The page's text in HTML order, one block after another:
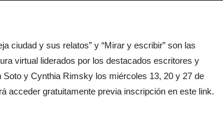
ciudad y sus relatos” y “Mirar y escribir” son las
virtual liderados por los destacados escritores y
y Cynthia Rimsky los miércoles 13, 20 y 27 de
acceder gratuitamente previa inscripción en este link.